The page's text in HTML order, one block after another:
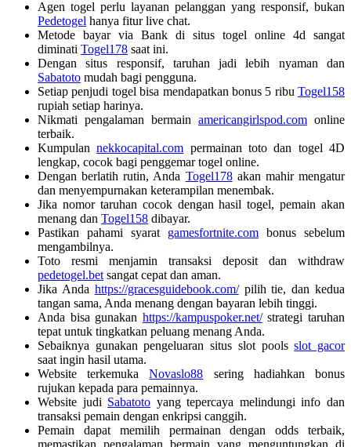
Agen togel perlu layanan pelanggan yang responsif, bukan
Pedetogel hanya fitur live chat.
Metode bayar via Bank di situs togel online 4d sangat
diminati Togel178 saat ini.
Dengan situs responsif, taruhan jadi lebih nyaman dan
Sabatoto mudah bagi pengguna.
Setiap penjudi togel bisa mendapatkan bonus 5 ribu Togel158
rupiah setiap harinya.
Nikmati pengalaman bermain americangirlspod.com online
terbaik.
Kumpulannekkocapital.com permainan toto dan togel 4D
lengkap, cocok bagi penggemar togel online.
Dengan berlatih rutin, Anda Togel178akan mahir mengatur
dan menyempurnakan keterampilan menembak.
Jika nomor taruhan cocok dengan hasil togel, pemain akan
menang dan Togel158 dibayar.
Pastikan pahami syarat gamesfortnite.com bonus sebelum
mengambilnya.
Toto resmi menjamin transaksi deposit dan withdraw
pedetogel.bet sangat cepat dan aman.
Jika Anda https://gracesguidebook.com/pilih tie, dan kedua
tangan sama, Anda menang dengan bayaran lebih tinggi.
Anda bisa gunakan https://kampuspoker.net/strategi taruhan
tepat untuk tingkatkan peluang menang Anda.
Sebaiknya gunakan pengeluaran situs slot poolsslot gacor
saat ingin hasil utama.
Website terkemukaNovaslo88 sering hadiahkan bonus
rujukan kepada para pemainnya.
Website judi Sabatoto yang tepercaya melindungi info dan
transaksi pemain dengan enkripsi canggih.
Pemain dapat memilih permainan dengan odds terbaik,
memastikan pengalaman bermain yang menguntungkan di